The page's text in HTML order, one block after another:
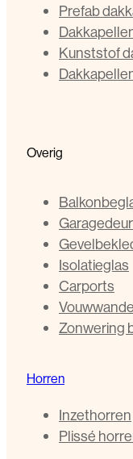
Prefab
Kunststof
Overig
Isolatieglas
Carports
Zonwering
Horren
Inzethorren
Plissé